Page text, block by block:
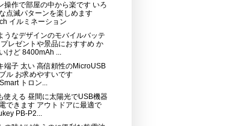
操作で部屋の中から楽です いろ
点滅パターンを楽しめます
イルミネーション
うなデザインのモバイルバッテ
プレゼントや景品におすすめ か
けど 8400mAh ...
端子 太い 高信頼性のMicroUSB
ル お求めやすいです
トロン...
使える 昼間に太陽光でUSB機器
できます アウトドアに最適で
PB-P2...